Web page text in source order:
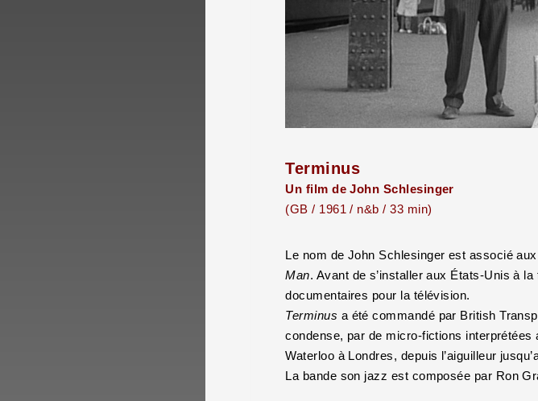
Terminus
Un film de John Schlesinger
(GB / 1961 / n&b / 33 min)
Le nom de John Schlesinger est associé
Man. Avant de s’installer aux États-Unis à
documentaires pour la télévision.
Terminus a été commandé par British
condense, par de micro-fictions
Waterloo à Londres, depuis l’aiguilleur
La bande son jazz est composée par Ron